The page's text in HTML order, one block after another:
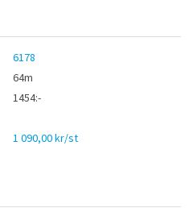
6178
64m
1454:-
1 090,00 kr/st